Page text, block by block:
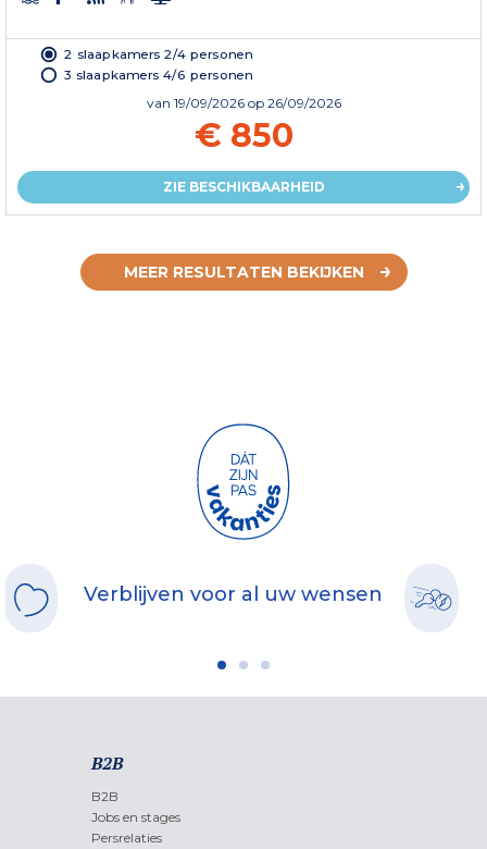
2 slaapkamers 2/4 personen
3 slaapkamers 4/6 personen
van 19/09/2026 op 26/09/2026
€ 850
ZIE BESCHIKBAARHEID
MEER RESULTATEN BEKIJKEN
Verblijven voor al uw wensen
B2B
B2B
Jobs en stages
Persrelaties